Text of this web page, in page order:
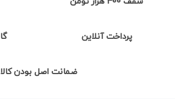
پرداخت آنلاین
ضمانت اصل بودن کالا